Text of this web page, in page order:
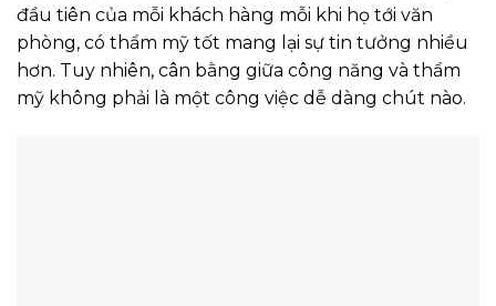
đầu tiên của mỗi khách hàng mỗi khi họ tới văn
phòng, có thẩm mỹ tốt mang lại sự tin tưởng nhiều
hơn. Tuy nhiên, cân bằng giữa công năng và thẩm
mỹ không phải là một công việc dễ dàng chút nào.